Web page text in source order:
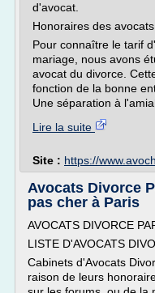
d'avocat.
Honoraires des
Pour connaître le tarif
mariage, nous avons
avocat du divorce.
fonction de la bonne
Une séparation à
Lire la suite
Site : https://
Avocats Divorce
pas cher à Paris
AVOCATS DIVORCE
LISTE D'AVOCATS
Cabinets d'Avocats
raison de leurs